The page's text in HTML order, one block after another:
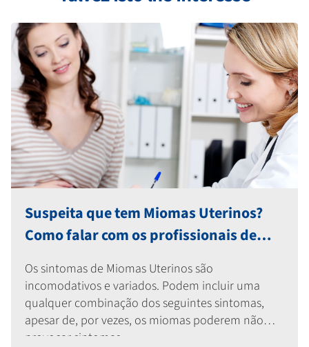
Suspeita que tem Miomas Uterinos?
Como falar com os profissionais de
Os sintomas de Miomas Uterinos são
incomodativos e variados. Podem incluir uma
qualquer combinação dos seguintes sintomas,
apesar de, por vezes, os miomas poderem não
provocar sintomas.